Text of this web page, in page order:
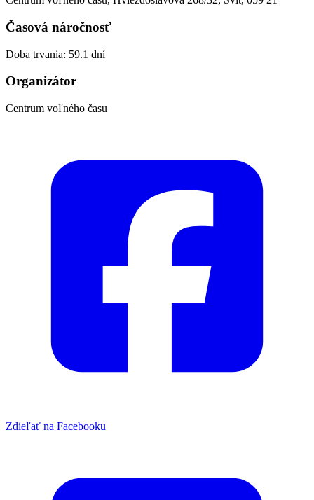
Časová náročnosť
Doba trvania: 59.1 dní
Organizátor
Centrum voľného času
Zdieľať na Facebooku